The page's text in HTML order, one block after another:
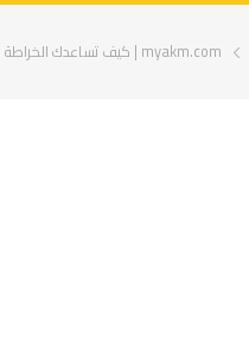
myakm.com | كيف تساعدك الخراطة في تحسين جودة الإنتاج الصناعي